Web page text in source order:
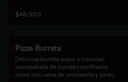
$46.500
Pizze Burrata
Deliciosa burrata suave y cremosa,
acompañada de tomates confitados
sobre una cama de mozzarella y pesto.